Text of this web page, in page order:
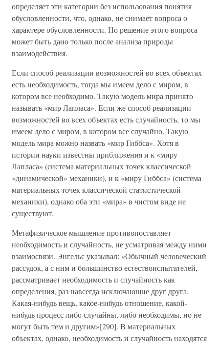
определяет эти категории без использования понятия
обусловленности, что, однако, не снимает вопроса о
характере обусловленности. Но решение этого вопроса
может быть дано только после анализа природы
взаимодействия.
Если способ реализации возможностей во всех объектах
есть необходимость, тогда мы имеем дело с миром, в
котором все необходимо. Такую модель мира принято
называть «мир Лапласа». Если же способ реализации
возможностей во всех объектах есть случайность, то мы
имеем дело с миром, в котором все случайно. Такую
модель мира можно назвать «мир Гиббса». Хотя в
истории науки известны приближения и к «миру
Лапласа» (система материальных точек классической
«динамической» механики), и к «миру Гиббса» (система
материальных точек классической статистической
механики), однако оба эти «мира» в чистом виде не
существуют.
Метафизическое мышление противопоставляет
необходимость и случайность, не усматривая между ними
взаимосвязи. Энгельс указывал: «Обычный человеческий
рассудок, а с ним и большинство естествоиспытателей,
рассматривает необходимость и случайность как
определения, раз навсегда исключающие друг друга.
Какая-нибудь вещь, какое-нибудь отношение, какой-
нибудь процесс либо случайны, либо необходимы, но не
могут быть тем и другим»[290]. В материальных
объектах, однако, необходимость и случайность находятся